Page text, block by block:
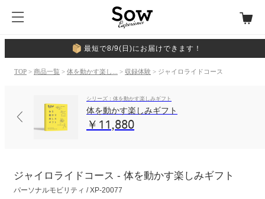
最短で8/9(日)にお届けできます！
TOP > 商品一覧 > 体を動かす楽し... > 収録体験 > ジャイロライドコース
シリーズ：体を動かす楽しみギフト
体を動かす楽しみギフト
￥11,880
ジャイロライドコース - 体を動かす楽しみギフト
パーソナルモビリティ / XP-20077